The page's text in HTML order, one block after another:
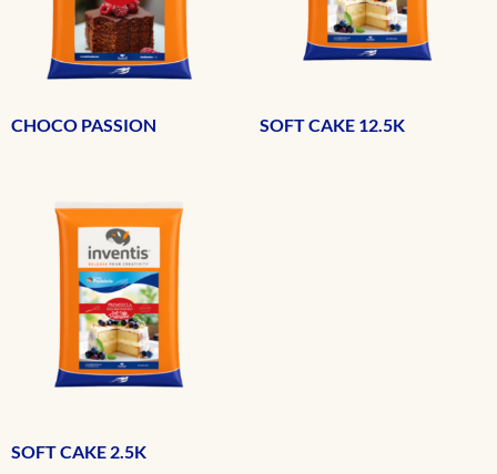
CHOCO PASSION SOFT CAKE 12.5K
SOFT CAKE 2.5K